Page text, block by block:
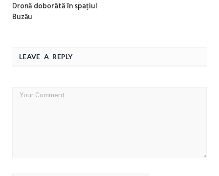
Dronă doborâtă în spațiul
Buzău
LEAVE A REPLY